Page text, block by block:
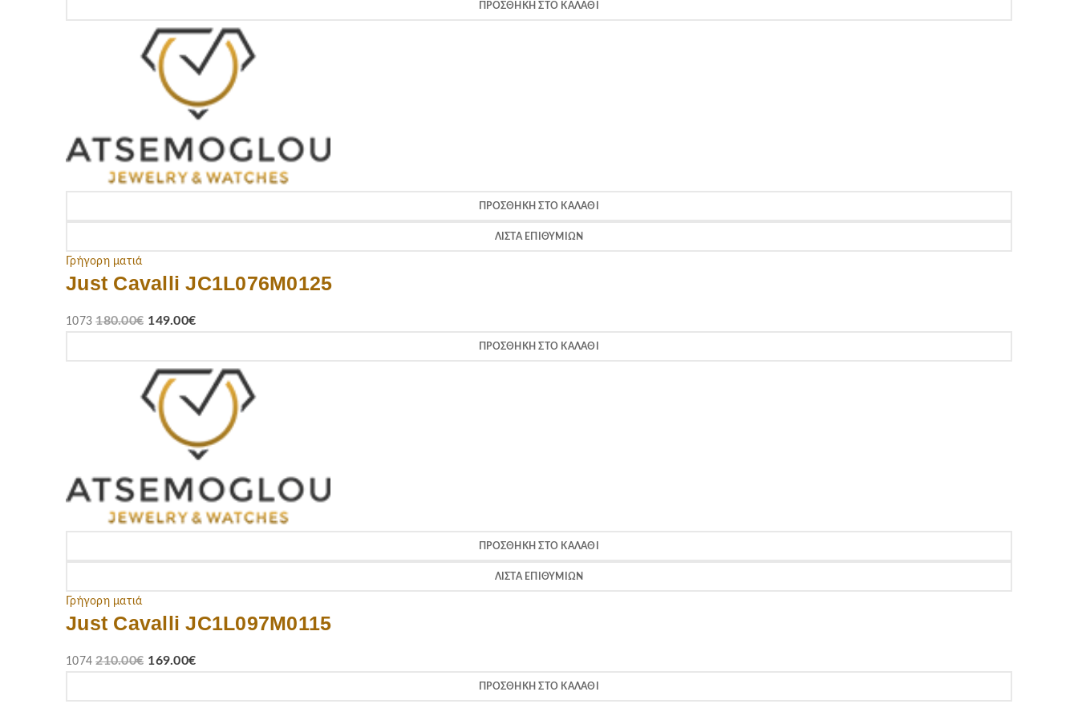
ΠΡΟΣΘΉΚΗ ΣΤΟ ΚΑΛΆΘΙ
ΠΡΟΣΘΉΚΗ ΣΤΟ ΚΑΛΆΘΙ
ΛΊΣΤΑ ΕΠΙΘΥΜΙΏΝ
Γρήγορη ματιά
Just Cavalli JC1L076M0125
1073 180.00€ 149.00€
ΠΡΟΣΘΉΚΗ ΣΤΟ ΚΑΛΆΘΙ
ΠΡΟΣΘΉΚΗ ΣΤΟ ΚΑΛΆΘΙ
ΛΊΣΤΑ ΕΠΙΘΥΜΙΏΝ
Γρήγορη ματιά
Just Cavalli JC1L097M0115
1074 210.00€ 169.00€
ΠΡΟΣΘΉΚΗ ΣΤΟ ΚΑΛΆΘΙ